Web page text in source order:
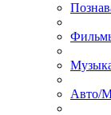
Авто/